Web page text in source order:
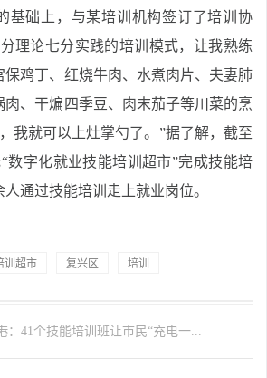
基础上，与某培训机构签订了培训协
理论七分实践的培训模式，让我熟练
保鸡丁、红烧牛肉、水煮肉片、夫妻肺
肉、干煸四季豆、肉末茄子等川菜的烹
我就可以上灶掌勺了。”据了解，截至
数字化就业技能培训超市”完成技能培
通过技能培训走上就业岗位。
训超市 复兴区 培训
：41个技能培训班让市民“充电一...